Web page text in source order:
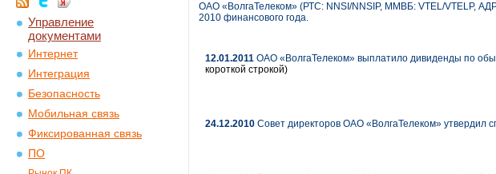
Управление
документами
Интернет
Интеграция
Безопасность
Мобильная связь
Фиксированная связь
ПО
ОАО «ВолгаТелеком» (РТС: NNSI/NNSIP, ММВБ: VTEL/VTELP,
2010 финансового года.
12.01.2011 ОАО «ВолгаТелеком» выплатило дивиденды по
короткой строкой)
24.12.2010 Совет директоров ОАО «ВолгаТелеком» утвердил